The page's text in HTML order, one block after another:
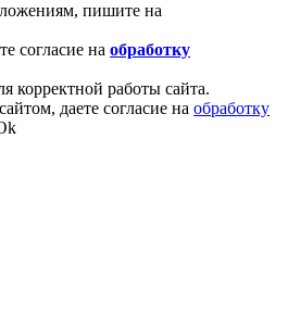
пишите на
согласие на обработку
корректной работы сайта.
даете согласие на обработку